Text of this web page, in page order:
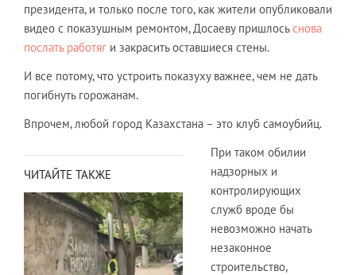
президента, и только после того, как жители опубликовали
видео с показушным ремонтом, Досаеву пришлосьснова
послать работяг и закрасить оставшиеся стены.
И все потому, что устроить показуху важнее, чем не дать
погибнуть горожанам.
Впрочем, любой город Казахстана – это клуб самоубийц.
ЧИТАЙТЕ ТАКЖЕ
При таком обилии
надзорных и
контролирующих
служб вроде бы
невозможно начать
незаконное
строительство,